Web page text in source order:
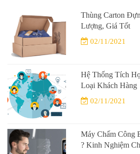
Thùng Carton
Lượng, Giá Tốt
02/11/2021
Hệ Thống Tích
Loại Khách Hàng
02/11/2021
Máy Chấm Công
? Kinh Nghiệm